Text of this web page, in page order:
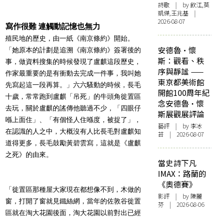
寫作很難 連觸動記憶也無力
殖民地的歷史，由一紙《南京條約》開始。
「她原本的計劃是追溯《南京條約》簽署後的
事，做資料搜集的時候發現了盧麒這段歷史，
作家最重要的是有衝動去完成一件事，我叫她
先寫起這一段再算。」六六騷動的時候，長毛
十歲，常常跑到盧麒「吊死」的牛頭角徙置區
去玩，關於盧麒的謠傳他聽過不少，「四眼仔
喺上面住」、「有個怪人住喺度，被捉了」，
在認識的人之中，大概沒有人比長毛對盧麒知
道得更多，長毛鼓勵黃碧雲寫，這就是《盧麒
之死》的由來。
「徙置區那種屋大家現在都想像不到，木做的
窗，打開了窗就見鐵絲網，當年的佐敦谷徙置
區就在淘大花園後面，淘大花園以前對出已經
詩歌 | by 飲江,莫
凱傑,王兆基 |
2026-08-07
安德魯·懷
斯：觀看、秩
序與靜謐 ——
東京都美術館
開館100周年紀
念安德魯·懷
斯展觀展評論
藝評 | by 李冰
苔 | 2026-08-07
當史詩下凡
IMAX：路蘭的
《奧德賽》
影評 | by 陳麗
芬 | 2026-08-06